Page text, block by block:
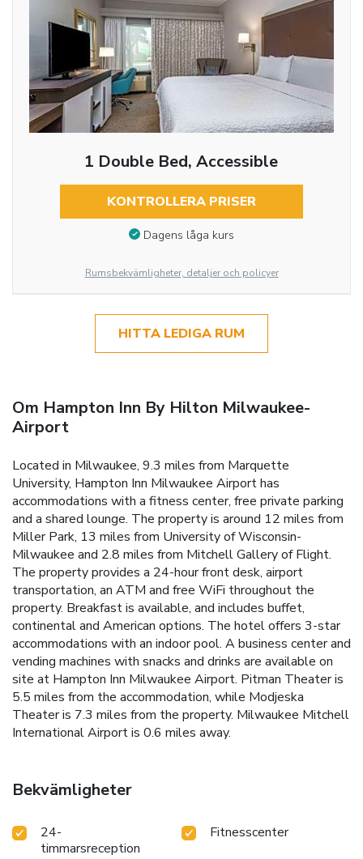
1 Double Bed, Accessible
KONTROLLERA PRISER
Dagens låga kurs
Rumsbekvämligheter, detaljer och policyer
HITTA LEDIGA RUM
Om Hampton Inn By Hilton Milwaukee-
Airport
Located in Milwaukee, 9.3 miles from Marquette
University, Hampton Inn Milwaukee Airport has
accommodations with a fitness center, free private parking
and a shared lounge. The property is around 12 miles from
Miller Park, 13 miles from University of Wisconsin-
Milwaukee and 2.8 miles from Mitchell Gallery of Flight.
The property provides a 24-hour front desk, airport
transportation, an ATM and free WiFi throughout the
property. Breakfast is available, and includes buffet,
continental and American options. The hotel offers 3-star
accommodations with an indoor pool. A business center and
vending machines with snacks and drinks are available on
site at Hampton Inn Milwaukee Airport. Pitman Theater is
5.5 miles from the accommodation, while Modjeska
Theater is 7.3 miles from the property. Milwaukee Mitchell
International Airport is 0.6 miles away.
Bekvämligheter
24-
timmarsreception
Fitnesscenter